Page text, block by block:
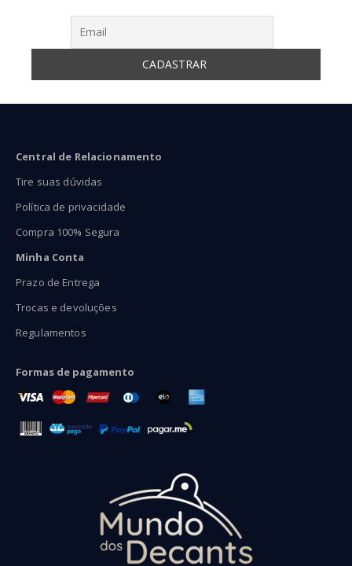
Central de Relacionamento
Tire suas dúvidas
Política de privacidade
Compra 100% Segura
Minha Conta
Prazo de Entrega
Trocas e devoluções
Regulamentos
Formas de pagamento